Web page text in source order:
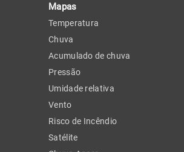
Mapas
Temperatura
Chuva
Acumulado de chuva
Pressão
Umidade relativa
Vento
Risco de Incêndio
Satélite